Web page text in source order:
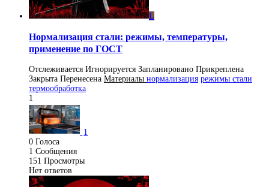
L
Нормализация стали: режимы, температуры,
применение по ГОСТ
Отслеживается Игнорируется Запланировано Прикреплена
Закрыта Перенесена Материалы нормализация режимы стали
термообработка
1
1
0 Голоса
1 Сообщения
151 Просмотры
Нет ответов